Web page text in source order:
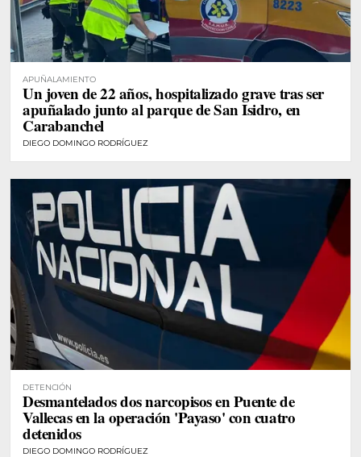
APUÑALAMIENTO
Un joven de 22 años, hospitalizado grave tras ser
apuñalado junto al parque de San Isidro, en
Carabanchel
DIEGO DOMINGO RODRÍGUEZ
DETENCIÓN
Desmantelados dos narcopisos en Puente de
Vallecas en la operación 'Payaso' con cuatro
detenidos
DIEGO DOMINGO RODRÍGUEZ